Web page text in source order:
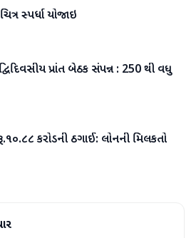
સ્પર્ધા યોજાઇ
પ્રાંત બેઠક સંપન્ન : 250 થી વધુ
કરોડની ઠગાઈ: લોનની મિલકતો